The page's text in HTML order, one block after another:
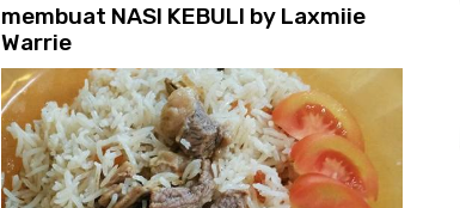
membuat NASI KEBULI by Laxmiie
Warrie